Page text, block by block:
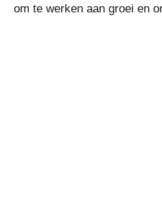
om te werken aan groei en